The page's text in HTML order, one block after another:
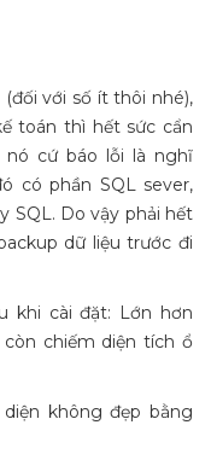
với số ít thôi nhé),
toán thì hết sức cẩn
nó cứ báo lỗi là nghĩ
có phần SQL sever,
SQL. Do vậy phải hết
dữ liệu trước đi
khi cài đặt: Lớn hơn
chiếm diện tích ổ
không đẹp bằng